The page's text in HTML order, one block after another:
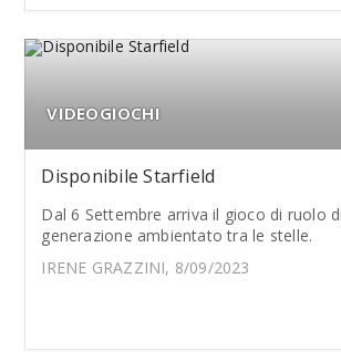
VIDEOGIOCHI
Disponibile Starfield
Dal 6 Settembre arriva il gioco di ruolo
generazione ambientato tra le stelle.
IRENE GRAZZINI, 8/09/2023